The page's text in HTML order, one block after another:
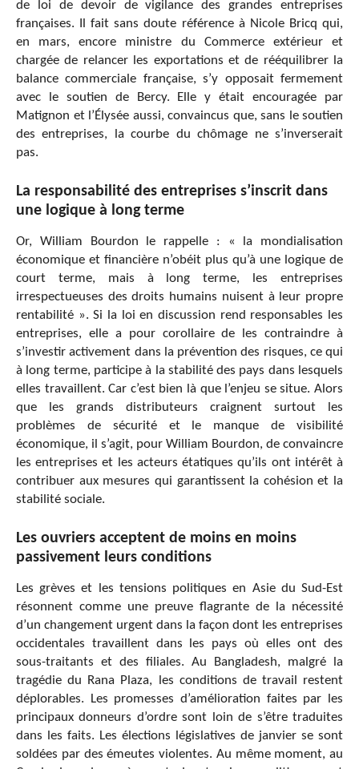
de loi de devoir de vigilance des grandes entreprises
françaises. Il fait sans doute référence à Nicole Bricq qui,
en mars, encore ministre du Commerce extérieur et
chargée de relancer les exportations et de rééquilibrer la
balance commerciale française, s’y opposait fermement
avec le soutien de Bercy. Elle y était encouragée par
Matignon et l’Élysée aussi, convaincus que, sans le soutien
des entreprises, la courbe du chômage ne s’inverserait
pas.
La responsabilité des entreprises s’inscrit dans
une logique à long terme
Or, William Bourdon le rappelle : « la mondialisation
économique et financière n’obéit plus qu’à une logique de
court terme, mais à long terme, les entreprises
irrespectueuses des droits humains nuisent à leur propre
rentabilité ». Si la loi en discussion rend responsables les
entreprises, elle a pour corollaire de les contraindre à
s’investir activement dans la prévention des risques, ce qui
à long terme, participe à la stabilité des pays dans lesquels
elles travaillent. Car c’est bien là que l’enjeu se situe. Alors
que les grands distributeurs craignent surtout les
problèmes de sécurité et le manque de visibilité
économique, il s’agit, pour William Bourdon, de convaincre
les entreprises et les acteurs étatiques qu’ils ont intérêt à
contribuer aux mesures qui garantissent la cohésion et la
stabilité sociale.
Les ouvriers acceptent de moins en moins
passivement leurs conditions
Les grèves et les tensions politiques en Asie du Sud-Est
résonnent comme une preuve flagrante de la nécessité
d’un changement urgent dans la façon dont les entreprises
occidentales travaillent dans les pays où elles ont des
sous-traitants et des filiales. Au Bangladesh, malgré la
tragédie du Rana Plaza, les conditions de travail restent
déplorables. Les promesses d’amélioration faites par les
principaux donneurs d’ordre sont loin de s’être traduites
dans les faits. Les élections législatives de janvier se sont
soldées par des émeutes violentes. Au même moment, au